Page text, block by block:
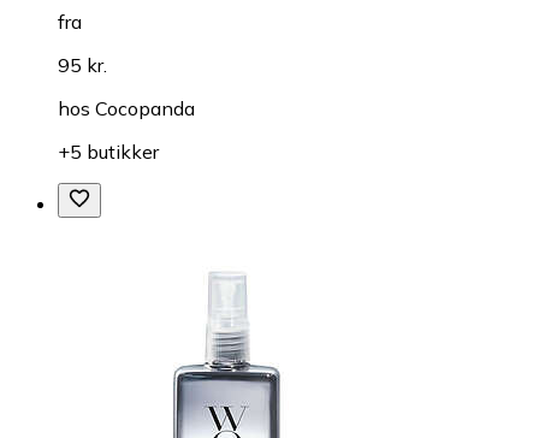
fra
95 kr.
hos Cocopanda
+5 butikker